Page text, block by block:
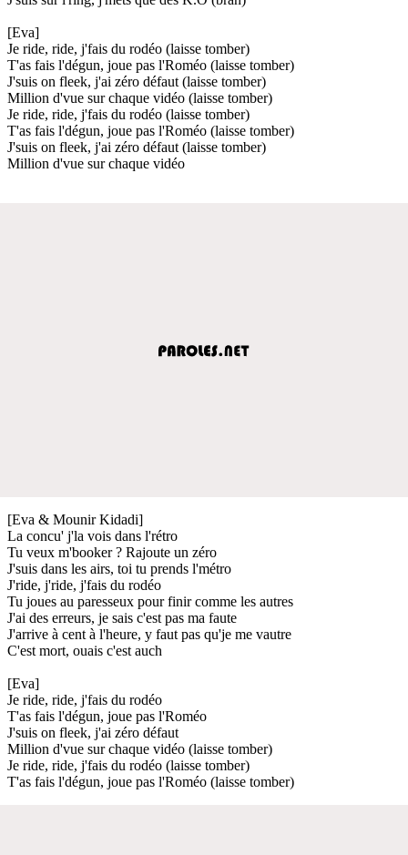
[Eva]
Je ride, ride, j'fais du rodéo (laisse tomber)
T'as fais l'dégun, joue pas l'Roméo (laisse tomber)
J'suis on fleek, j'ai zéro défaut (laisse tomber)
Million d'vue sur chaque vidéo (laisse tomber)
Je ride, ride, j'fais du rodéo (laisse tomber)
T'as fais l'dégun, joue pas l'Roméo (laisse tomber)
J'suis on fleek, j'ai zéro défaut (laisse tomber)
Million d'vue sur chaque vidéo
[Eva & Mounir Kidadi]
La concu' j'la vois dans l'rétro
Tu veux m'booker ? Rajoute un zéro
J'suis dans les airs, toi tu prends l'métro
J'ride, j'ride, j'fais du rodéo
Tu joues au paresseux pour finir comme les autres
J'ai des erreurs, je sais c'est pas ma faute
J'arrive à cent à l'heure, y faut pas qu'je me vautre
C'est mort, ouais c'est auch
[Eva]
Je ride, ride, j'fais du rodéo
T'as fais l'dégun, joue pas l'Roméo
J'suis on fleek, j'ai zéro défaut
Million d'vue sur chaque vidéo (laisse tomber)
Je ride, ride, j'fais du rodéo (laisse tomber)
T'as fais l'dégun, joue pas l'Roméo (laisse tomber)